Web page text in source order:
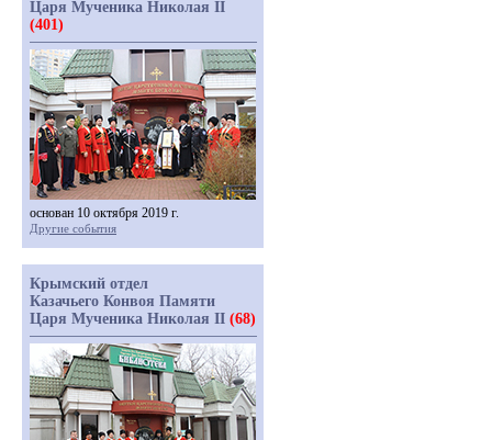
Царя Мученика Николая II
(401)
основан 10 октября 2019 г.
Другие события
Крымский отдел
Казачьего Конвоя Памяти
Царя Мученика Николая II (68)